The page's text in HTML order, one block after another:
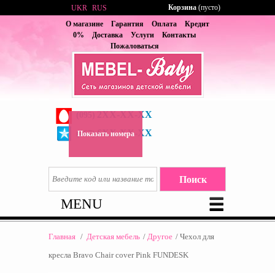
О магазине Гарантия Оплата
Кредит
0%
Доставка Услуги
Контакты
Пожаловаться
2XX-XX-XX
(067) 6XX-XX-XX
Показать номера
UKR RUS Корзина (пусто)
MENU
Главная / Детская мебель / Другое / Чехол для
кресла Bravo Chair cover Pink FUNDESK